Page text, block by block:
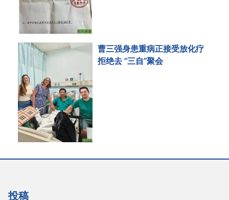
曹三强身患重病正接受放化疗
拒绝去 “三自”聚会
投稿